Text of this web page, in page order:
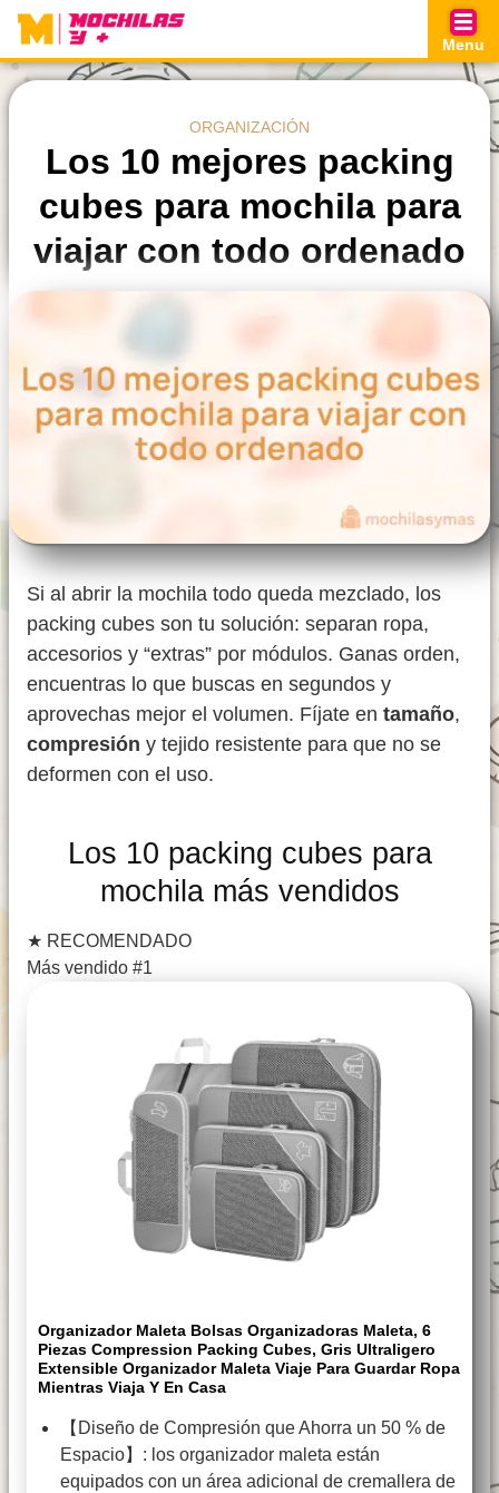
Skip
content
Menu
ORGANIZACIÓN
Los 10 mejores packing
cubes para mochila para
viajar con todo ordenado
Si al abrir la mochila todo queda mezclado, los
packing cubes son tu solución: separan ropa,
accesorios y “extras” por módulos. Ganas orden,
encuentras lo que buscas en segundos y
aprovechas mejor el volumen. Fíjate en tamaño,
compresión y tejido resistente para que no se
deformen con el uso.
Los 10 packing cubes para
mochila más vendidos
★ RECOMENDADO
Más vendido #1
Organizador Maleta Bolsas Organizadoras Maleta, 6
Piezas Compression Packing Cubes, Gris Ultraligero
Extensible Organizador Maleta Viaje Para Guardar Ropa
Mientras Viaja Y En Casa
【Diseño de Compresión que Ahorra un 50 % de
Espacio】: los organizador maleta están
equipados con un área adicional de cremallera de